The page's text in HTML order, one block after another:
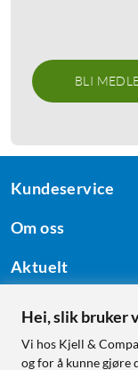
BLI
Kundeservice
Om oss
Aktuelt
Følg oss
Hei, slik bruker
Vi hos Kjell &
og for å kunne gjøre